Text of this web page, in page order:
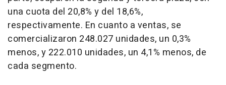
una cuota del 20,8% y del 18,6%,
respectivamente. En cuanto a ventas, se
comercializaron 248.027 unidades, un 0,3%
menos, y 222.010 unidades, un 4,1% menos, de
cada segmento.